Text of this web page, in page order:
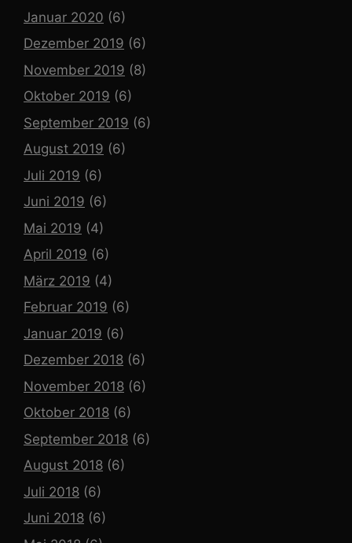
Januar 2020 (6)
Dezember 2019 (6)
November 2019 (8)
Oktober 2019 (6)
September 2019 (6)
August 2019 (6)
Juli 2019 (6)
Juni 2019 (6)
Mai 2019 (4)
April 2019 (6)
März 2019 (4)
Februar 2019 (6)
Januar 2019 (6)
Dezember 2018 (6)
November 2018 (6)
Oktober 2018 (6)
September 2018 (6)
August 2018 (6)
Juli 2018 (6)
Juni 2018 (6)